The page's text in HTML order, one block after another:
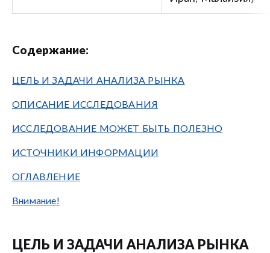
Содержание:
ЦЕЛЬ И ЗАДАЧИ АНАЛИЗА РЫНКА
ОПИСАНИЕ ИССЛЕДОВАНИЯ
ИССЛЕДОВАНИЕ МОЖЕТ БЫТЬ ПОЛЕЗНО
ИСТОЧНИКИ ИНФОРМАЦИИ
ОГЛАВЛЕНИЕ
Внимание!
ЦЕЛЬ И ЗАДАЧИ АНАЛИЗА РЫНКА